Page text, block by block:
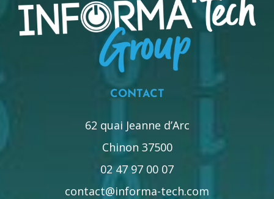
CONTACT
62 quai Jeanne d’Arc
Chinon 37500
02 47 97 00 07
contact@informa-tech.com